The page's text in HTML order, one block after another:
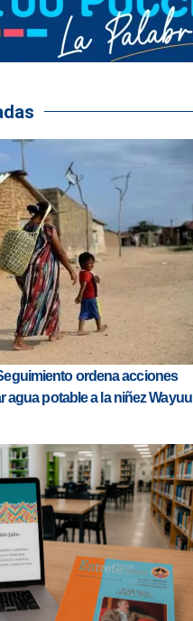
ordena acciones
agua potable a la niñez Wayuu